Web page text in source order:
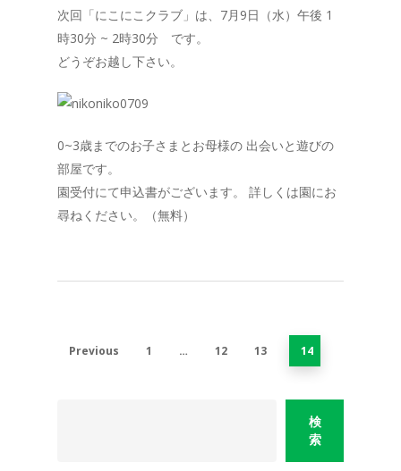
次回「にこにこクラブ」は、7月9日（水）午後 1
時30分 ~ 2時30分 です。
どうぞお越し下さい。
0~3歳までのお子さまとお母様の 出会いと遊びの
部屋です。
園受付にて申込書がございます。 詳しくは園にお
尋ねください。（無料）
Previous 1 … 12 13 14
検
索